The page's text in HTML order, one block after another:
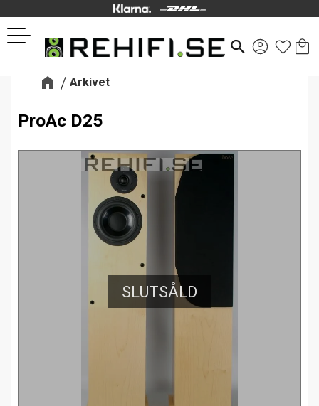
Meny
search
Arkivet
ProAc D25
SLUTSÅLD